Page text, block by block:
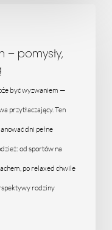
– pomysły,
być wyzwaniem —
przytłaczający. Ten
dni pełne
od sportów na
po relaxed chwile
rodziny